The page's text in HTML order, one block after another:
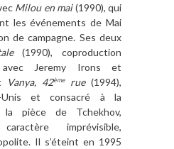
Milou en mai(1990), qui
les événements de Mai
de campagne. Ses deux
(1990), coproduction
avec Jeremy Irons et
Vanya, 42èmerue(1994),
et consacré à la
la pièce de Tchekhov,
imprévisible,
Il s’éteint en 1995